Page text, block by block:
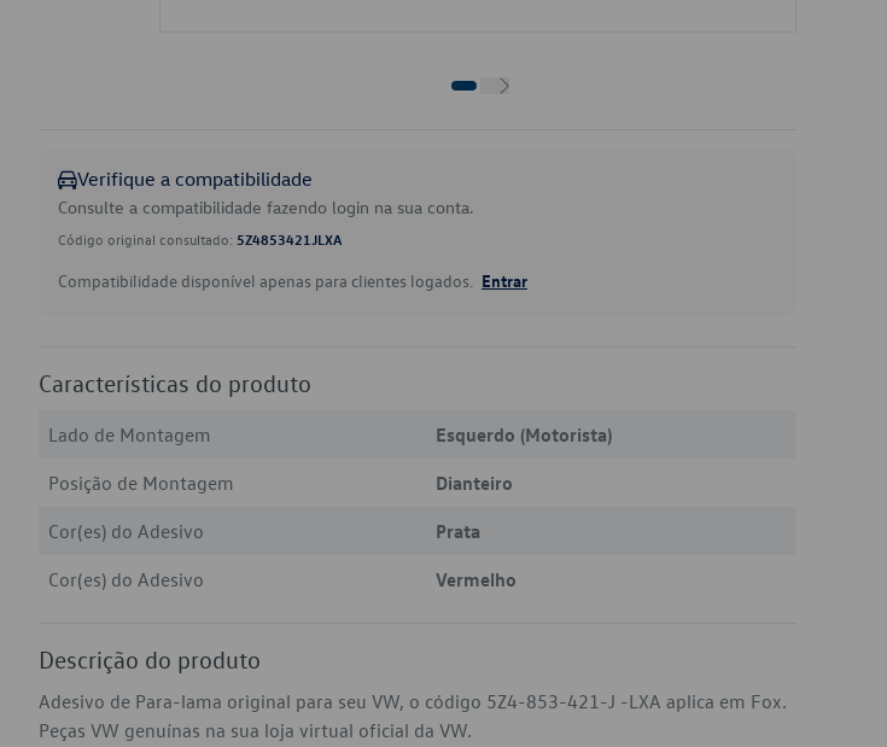
Verifique a compatibilidade
Consulte a compatibilidade fazendo login na sua conta.
Código original consultado: 5Z4853421JLXA
Compatibilidade disponível apenas para clientes logados. Entrar
Características do produto
Lado de Montagem
Esquerdo (Motorista)
Posição de Montagem
Dianteiro
Cor(es) do Adesivo
Prata
Cor(es) do Adesivo
Vermelho
Descrição do produto
Adesivo de Para-lama original para seu VW, o código 5Z4-853-421-J -LXA aplica em Fox.
Peças VW genuínas na sua loja virtual oficial da VW.